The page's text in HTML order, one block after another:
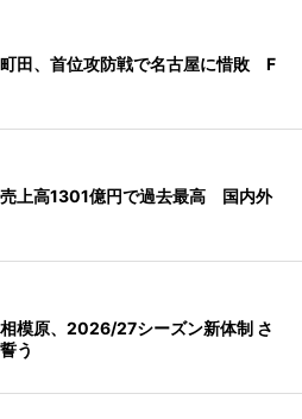
田、首位攻防戦で名古屋に惜敗 F
上高1301億円で過去最高 国内外
模原、2026/27シーズン新体制 さ
う